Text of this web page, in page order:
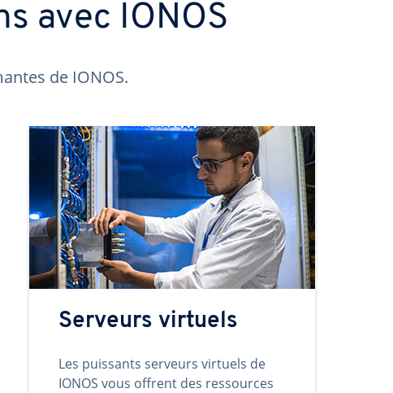
avec IONOS
de IONOS.
Serveurs virtuels
Les puissants serveurs virtuels de
IONOS vous offrent des ressources